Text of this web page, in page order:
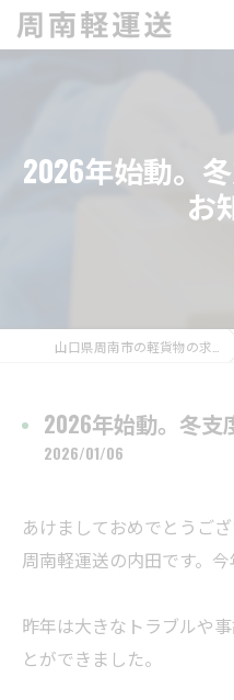
2026年始動。
お
2026年始動。冬支
2026/01/06
あけましておめでとうござ
周南軽運送の内田です。
昨年は大きなトラブルや
とができました。